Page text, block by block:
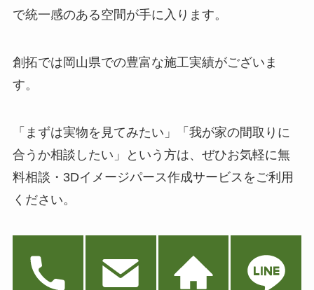
で統一感のある空間が手に入ります。
創拓では岡山県での豊富な施工実績がございま
す。
「まずは実物を見てみたい」「我が家の間取りに
合うか相談したい」という方は、ぜひお気軽に無
料相談・3Dイメージパース作成サービスをご利用
ください。